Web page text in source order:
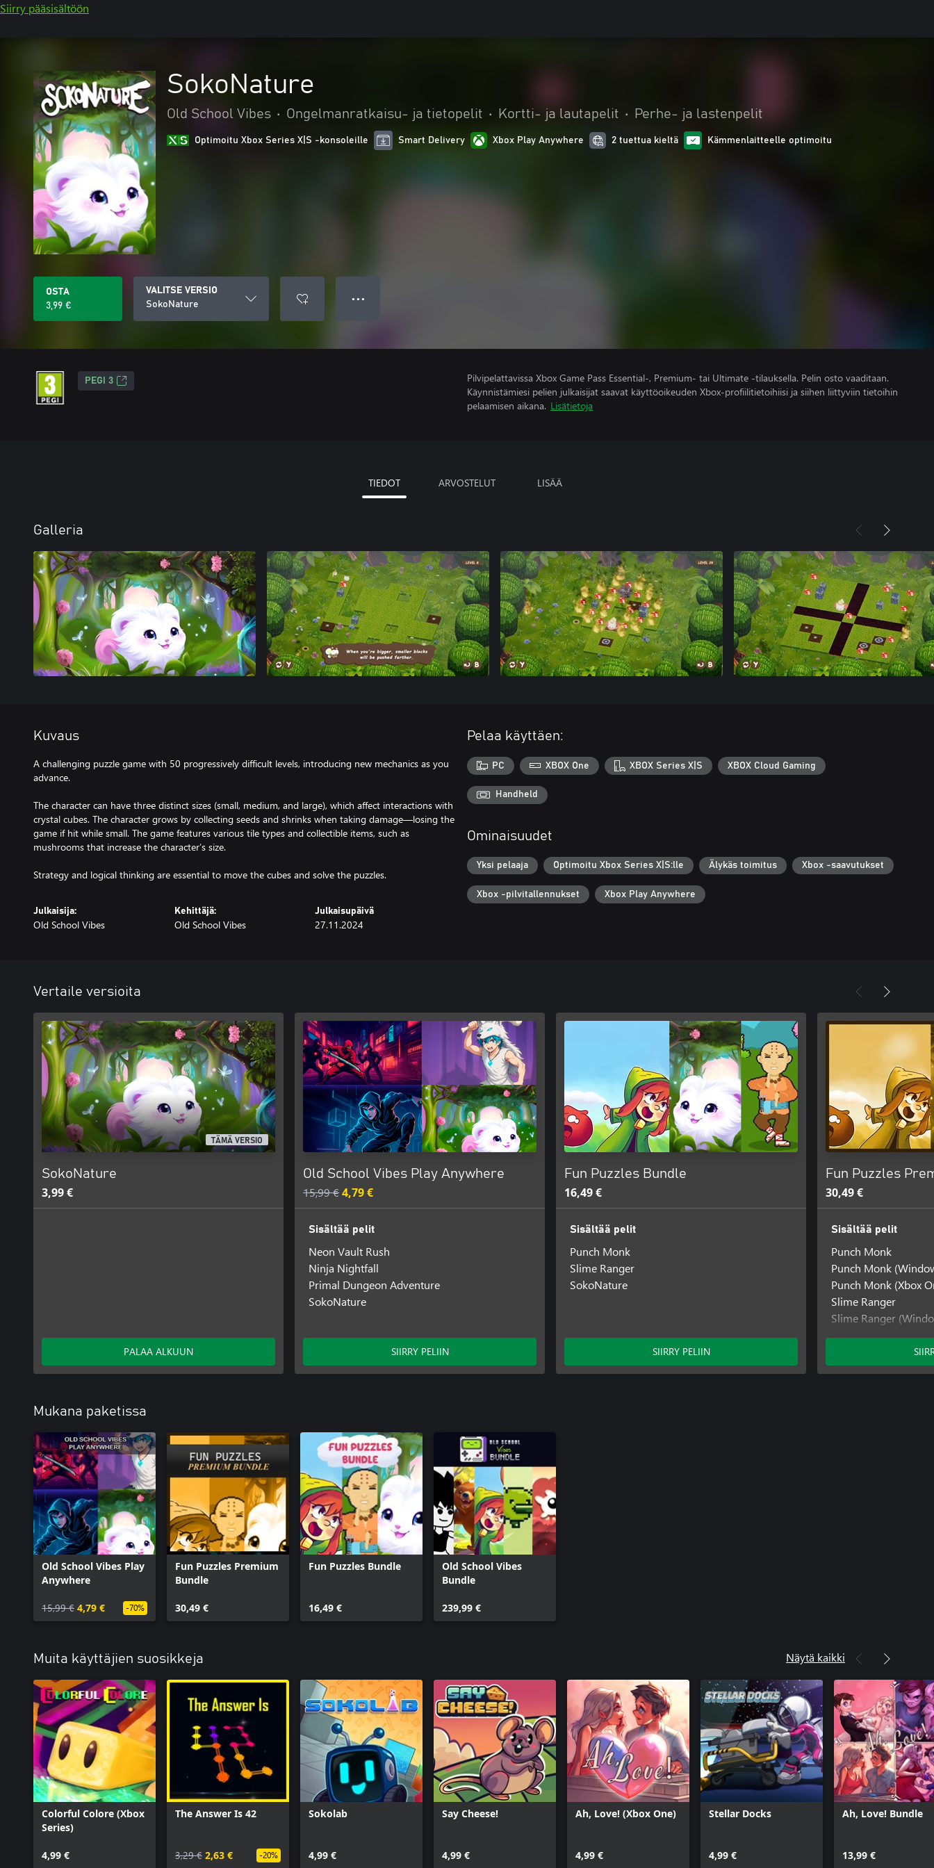
Siirry pääsisältöön
SokoNature
Old School Vibes • Ongelmanratkaisu- ja tietopelit • Kortti- ja lautapelit • Perhe- ja lastenpelit
Optimoitu Xbox Series X|S -konsoleille Smart Delivery Xbox Play Anywhere 2 tuettua kieltä Kämmenlaitteelle optimoitu
OSTA
3,99 €
VALITSE VERSIO
SokoNature
● ● ●
PEGI 3
Pilvipelattavissa Xbox Game Pass Essential-, Premium- tai Ultimate -tilauksella. Pelin osto vaaditaan.
Käynnistämiesi pelien julkaisijat saavat käyttöoikeuden Xbox-profiilitietoihiisi ja siihen liittyviin tietoihin
pelaamisen aikana. Lisätietoja
TIEDOT ARVOSTELUT LISÄÄ
Galleria
Kuvaus
A challenging puzzle game with 50 progressively difficult levels, introducing new mechanics as you
advance.
The character can have three distinct sizes (small, medium, and large), which affect interactions with
crystal cubes. The character grows by collecting seeds and shrinks when taking damage—losing the
game if hit while small. The game features various tile types and collectible items, such as
mushrooms that increase the character’s size.
Strategy and logical thinking are essential to move the cubes and solve the puzzles.
Julkaisija:
Old School Vibes
Kehittäjä:
Old School Vibes
Julkaisupäivä
27.11.2024
Pelaa käyttäen:
PC XBOX One XBOX Series X|S XBOX Cloud Gaming
Handheld
Ominaisuudet
Yksi pelaaja Optimoitu Xbox Series X|S:lle Älykäs toimitus Xbox -saavutukset
Xbox -pilvitallennukset Xbox Play Anywhere
Vertaile versioita
TÄMÄ VERSIO
SokoNature
3,99 €
PALAA ALKUUN
Old School Vibes Play Anywhere
15,99 €4,79 €
Sisältää pelit
Neon Vault Rush
Ninja Nightfall
Primal Dungeon Adventure
SokoNature
SIIRRY PELIIN
Fun Puzzles Bundle
16,49 €
Sisältää pelit
Punch Monk
Slime Ranger
SokoNature
SIIRRY PELIIN
Fun Puzzles
30,49 €
Sisältää pelit
Punch Monk
Punch Monk
Punch Monk (Xbox
Slime Ranger
Slime Ranger
SokoNature
Mukana paketissa
Old School Vibes Play
Anywhere
15,99 € 4,79 € -70%
Fun Puzzles Premium
Bundle
30,49 €
Fun Puzzles Bundle
16,49 €
Old School Vibes
Bundle
239,99 €
Muita käyttäjien suosikkeja Näytä kaikki
Colorful Colore (Xbox
Series)
4,99 €
The Answer Is 42
3,29 € 2,63 € -20%
Sokolab
4,99 €
Say Cheese!
4,99 €
Ah, Love! (Xbox One)
4,99 €
Stellar Docks
4,99 €
Ah, Love! Bundle
13,99 €